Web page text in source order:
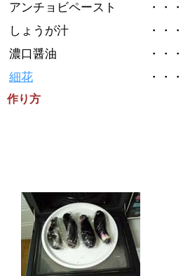
アンチョビペースト
・・・
しょうが汁
・・・
濃口醤油
・・・
細花
・・・
作り方